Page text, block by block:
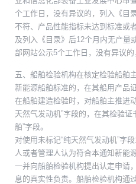
个工作日，没有异议的，列入《目
不符、产品性能指标未达到标准或
及列入《目录》后12个月内无产量
部网站公示5个工作日，没有异议的
五、船舶检验机构在核定检验船舶
新能源船舶标准的，在其船用产品
在船舶建造检验时，对船舶主推进
天然气发动机”字段的，在其检验
舶”字段。
对使用未标记“纯天然气发动机”字
人或者管理人认为符合本通知新能
一并向船舶检验机构提出认定申请
息的真实性负责。船舶检验机构通